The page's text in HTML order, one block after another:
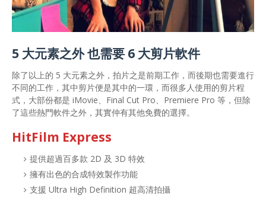
5 大元素之外 也需要 6 大剪片軟件
除了以上的 5 大元素之外，拍片之是前期工作，而後期也需要進行
不同的工作，其中剪片便是其中的一環，而很多人使用的剪片程
式，大部份都是 iMovie、Final Cut Pro、Premiere Pro 等，但除
了這些熱門軟件之外，其實仲有其他免費的選擇。
HitFilm Express
提供超過百多款 2D 及 3D 特效
擁有出色的合成特效製作功能
支援 Ultra High Definition 超高清拍攝